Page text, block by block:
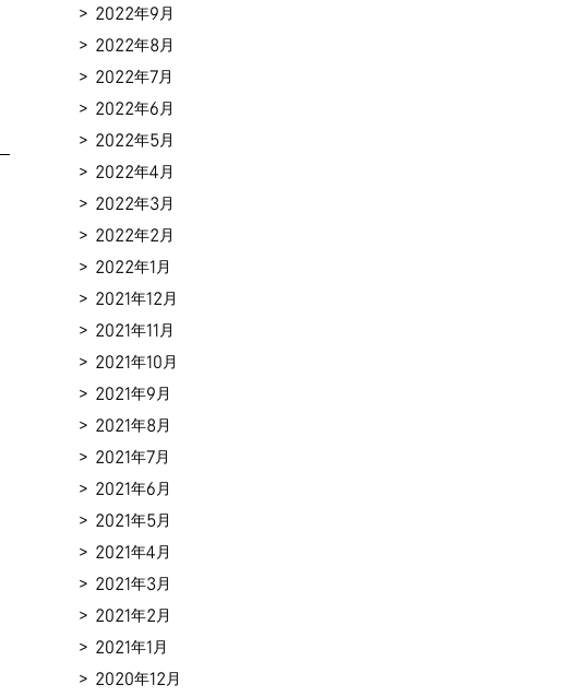
2022年9月
2022年8月
2022年7月
2022年6月
2022年5月
2022年4月
2022年3月
2022年2月
2022年1月
2021年12月
2021年11月
2021年10月
2021年9月
2021年8月
2021年7月
2021年6月
2021年5月
2021年4月
2021年3月
2021年2月
2021年1月
2020年12月